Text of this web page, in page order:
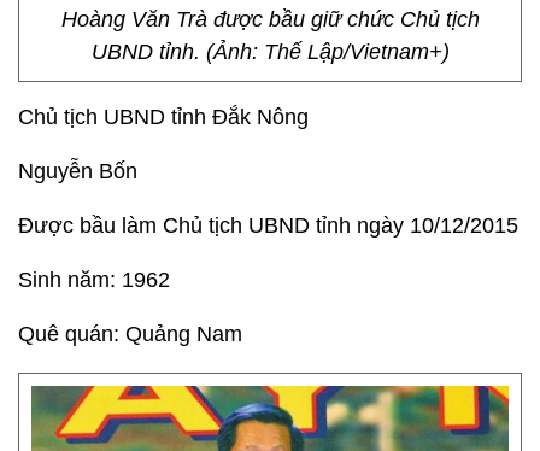
Hoàng Văn Trà được bầu giữ chức Chủ tịch
UBND tỉnh. (Ảnh: Thế Lập/Vietnam+)
Chủ tịch UBND tỉnh Đắk Nông
Nguyễn Bốn
Được bầu làm Chủ tịch UBND tỉnh ngày 10/12/2015
Sinh năm: 1962
Quê quán: Quảng Nam